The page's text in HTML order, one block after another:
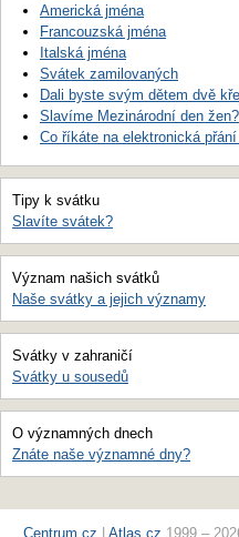
Americká jména
Francouzská jména
Italská jména
Svátek zamilovaných
Dali byste svým dětem dvě
Slavíme Mezinárodní den žen?
Co říkáte na elektronická
Tipy k svátku
Slavíte svátek?
Význam našich svátků
Naše svátky a jejich významy
Svátky v zahraničí
Svátky u sousedů
O významných dnech
Znáte naše významné dny?
Centrum.cz Atlas.cz 1999 –